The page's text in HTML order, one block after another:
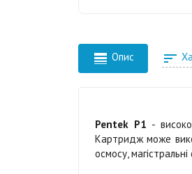
 Опис 
Pentek P1 -
Картридж може
осмосу,